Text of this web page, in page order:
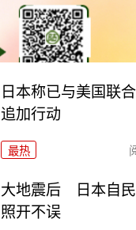
日本称已与美国联
追加行动
最热
大地震后 日本自民
照开不误